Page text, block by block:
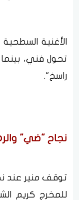
الأغنية
تحول فني،
راسخ".
نجاح "ضي"
توقف منير عند
للمخرج كريم